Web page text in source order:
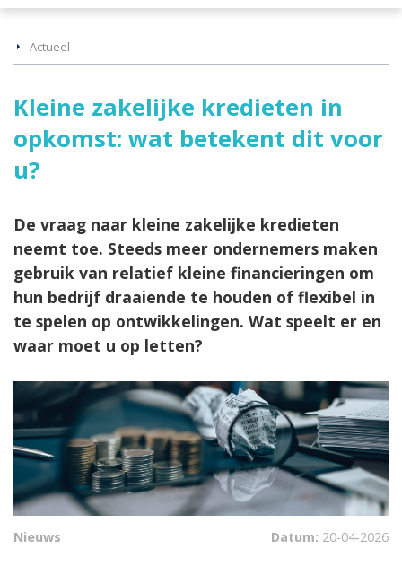
Actueel
Kleine zakelijke kredieten in
opkomst: wat betekent dit voor
u?
De vraag naar kleine zakelijke kredieten
neemt toe. Steeds meer ondernemers maken
gebruik van relatief kleine financieringen om
hun bedrijf draaiende te houden of flexibel in
te spelen op ontwikkelingen. Wat speelt er en
waar moet u op letten?
Nieuws Datum: 20-04-2026